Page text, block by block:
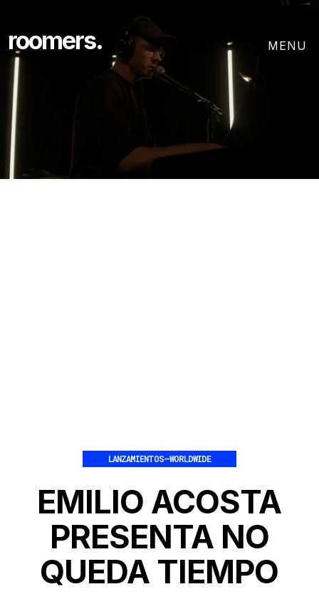
roomers.
LANZAMIENTOS–WORLDWIDE
EMILIO ACOSTA
PRESENTA NO
QUEDA TIEMPO